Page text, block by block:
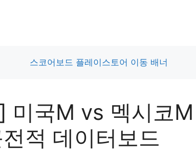
미국M vs 멕시코
적 데이터보드